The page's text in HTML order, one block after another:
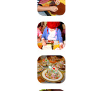
室・テイクアウト Clémentine (produced